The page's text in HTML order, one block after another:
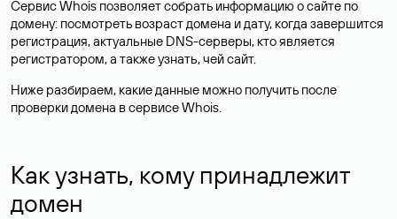
Сервис Whois позволяет собрать информацию о сайте по
домену: посмотреть возраст домена и дату, когда завершится
регистрация, актуальные DNS-серверы, кто является
регистратором, а также узнать, чей сайт.
Ниже разбираем, какие данные можно получить после
проверки домена в сервисе Whois.
Как узнать, кому принадлежит
домен